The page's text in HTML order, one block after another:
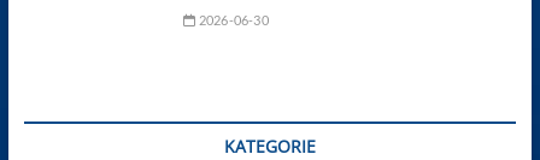
2026-06-30
KATEGORIE